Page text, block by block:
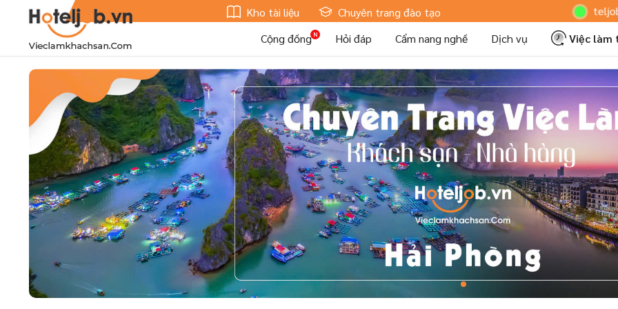
Kho tài liệu Chuyên trang đào tạo Hoteljob MV:
Cộng đồng
Hỏi đáp Cẩm nang nghề Dịch vụ
Việc làm